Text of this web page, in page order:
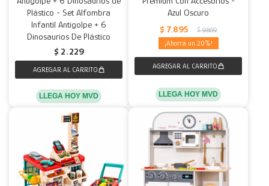
Plástico - Set Alfombra
Infantil Antigolpe + 6
Dinosaurios De Plástico
$ 2.229
LLEGA HOY MVD
Azul Oscuro
$ 7.895 $ 9.869
20
LLEGA HOY MVD
Mesas
Calefactores
Acolchados y Frazadas
Decoración
Accesorios para el hogar
Herramientas
Accesorios
Muebles Infantiles